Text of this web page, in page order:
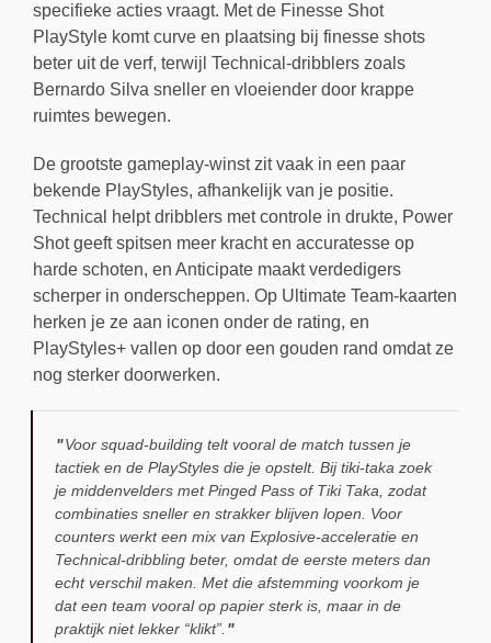
specifieke acties vraagt. Met de Finesse Shot
PlayStyle komt curve en plaatsing bij finesse shots
beter uit de verf, terwijl Technical-dribblers zoals
Bernardo Silva sneller en vloeiender door krappe
ruimtes bewegen.
De grootste gameplay-winst zit vaak in een paar
bekende PlayStyles, afhankelijk van je positie.
Technical helpt dribblers met controle in drukte, Power
Shot geeft spitsen meer kracht en accuratesse op
harde schoten, en Anticipate maakt verdedigers
scherper in onderscheppen. Op Ultimate Team-kaarten
herken je ze aan iconen onder de rating, en
PlayStyles+ vallen op door een gouden rand omdat ze
nog sterker doorwerken.
Voor squad-building telt vooral de match tussen je
tactiek en de PlayStyles die je opstelt. Bij tiki-taka zoek
je middenvelders met Pinged Pass of Tiki Taka, zodat
combinaties sneller en strakker blijven lopen. Voor
counters werkt een mix van Explosive-acceleratie en
Technical-dribbling beter, omdat de eerste meters dan
echt verschil maken. Met die afstemming voorkom je
dat een team vooral op papier sterk is, maar in de
praktijk niet lekker “klikt”.